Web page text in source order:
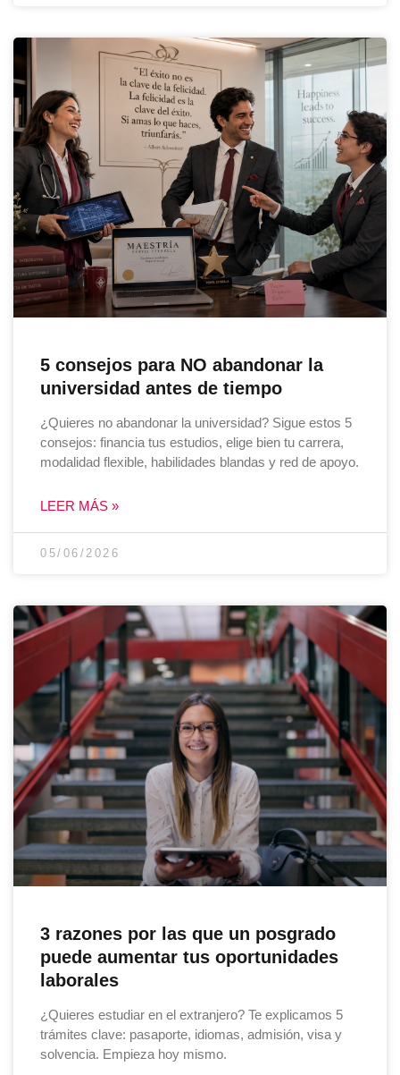
5 consejos para NO abandonar la
universidad antes de tiempo
¿Quieres no abandonar la universidad? Sigue estos 5
consejos: financia tus estudios, elige bien tu carrera,
modalidad flexible, habilidades blandas y red de apoyo.
LEER MÁS »
05/06/2026
3 razones por las que un posgrado
puede aumentar tus oportunidades
laborales
¿Quieres estudiar en el extranjero? Te explicamos 5
trámites clave: pasaporte, idiomas, admisión, visa y
solvencia. Empieza hoy mismo.